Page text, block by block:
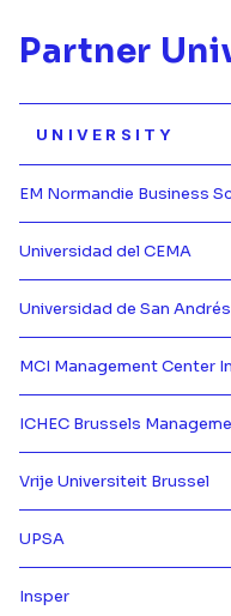
Partner
UNIVERSITY
EM Normandie Business
Universidad del CEMA
Universidad de San Andrés
MCI Management Center
ICHEC Brussels
Vrije Universiteit Brussel
UPSA
Insper